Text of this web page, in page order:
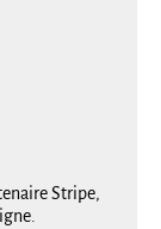
Stripe,